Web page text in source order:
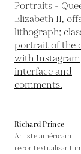
Richard Prince
Artiste américain
recontextualisant